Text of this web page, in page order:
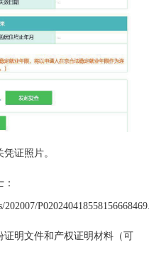
证照片。
明文件和产权证明材料（可